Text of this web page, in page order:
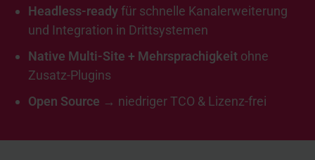
Headless-readyfür schnelle Kanalerweiterung
und Integration in Drittsystemen
Native Multi-Site + Mehrsprachigkeit ohne
Zusatz-Plugins
Open Source → niedriger TCO & Lizenz-frei